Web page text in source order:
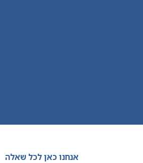
אנחנו כאן לכל שאלה